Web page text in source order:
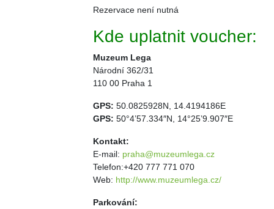
Rezervace není nutná
Kde uplatnit voucher:
Muzeum Lega
Národní 362/31
110 00 Praha 1
GPS: 50.0825928N, 14.4194186E
GPS: 50°4’57.334″N, 14°25’9.907″E
Kontakt:
E-mail: praha@muzeumlega.cz
Telefon:+420 777 771 070
Web: http://www.muzeumlega.cz/
Parkování: